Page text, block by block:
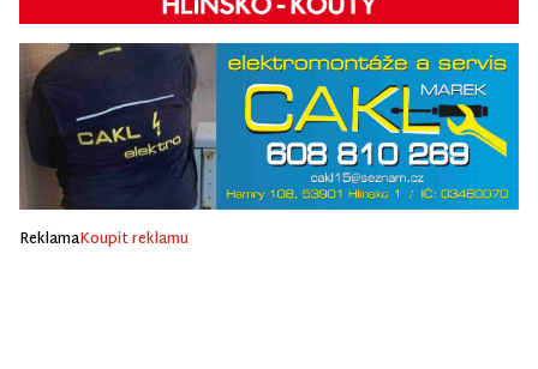
ReklamaKoupit reklamu